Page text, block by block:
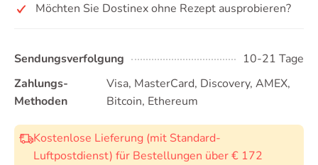
Möchten Sie Dostinex ohne Rezept ausprobieren?
Sendungsverfolgung
10-21 Tage
Zahlungs-
Methoden
Visa, MasterCard, Discovery, AMEX,
Bitcoin, Ethereum
Kostenlose Lieferung (mit Standard-
Luftpostdienst) für Bestellungen über € 172